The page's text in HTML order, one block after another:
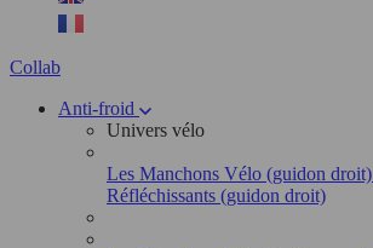
Collab
Anti-froid
Univers vélo
Les Manchons Vélo (guidon droit)
Réfléchissants (guidon droit)